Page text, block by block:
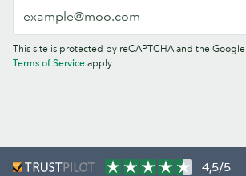
This site is protected by reCAPTCHA and the Google
Terms of Service apply.
4,5/5